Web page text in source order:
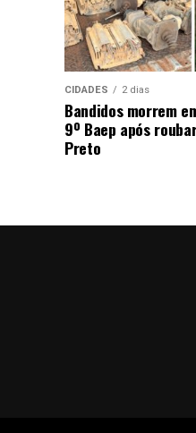
CIDADES 2 dias
Bandidos morrem
9º Baep após
Preto